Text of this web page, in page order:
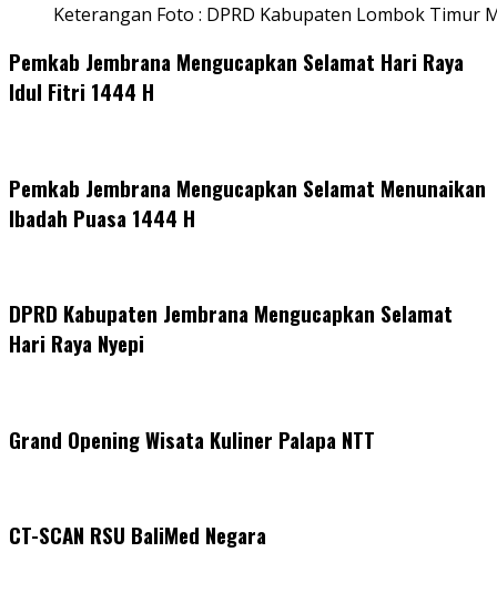
Keterangan Foto : DPRD Kabupaten Lombok Timur
Pemkab Jembrana Mengucapkan Selamat Hari Raya
Idul Fitri 1444 H
Pemkab Jembrana Mengucapkan Selamat Menunaikan
Ibadah Puasa 1444 H
DPRD Kabupaten Jembrana Mengucapkan Selamat
Hari Raya Nyepi
Grand Opening Wisata Kuliner Palapa NTT
CT-SCAN RSU BaliMed Negara